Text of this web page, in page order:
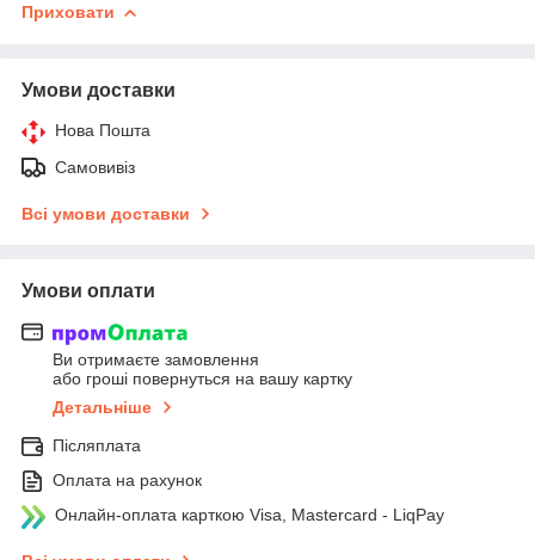
Приховати
Умови доставки
Нова Пошта
Самовивіз
Всі умови доставки
Умови оплати
Ви отримаєте замовлення
або гроші повернуться на вашу картку
Детальніше
Післяплата
Оплата на рахунок
Онлайн-оплата карткою Visa, Mastercard - LiqPay